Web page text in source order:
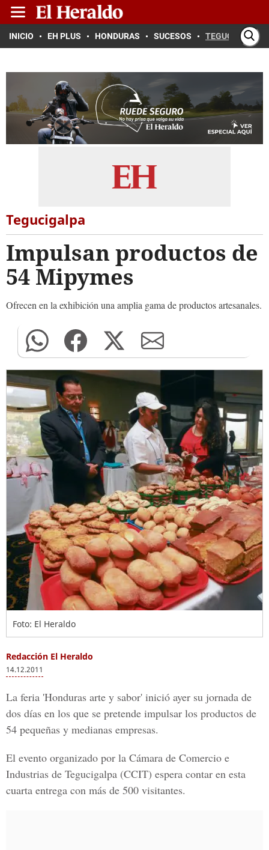
INICIO EH PLUS HONDURAS SUCESOS TEGUCIGALPA
Tegucigalpa
Impulsan productos de
54 Mipymes
Ofrecen en la exhibición una amplia gama de productos artesanales.
Foto: El Heraldo
Redacción El Heraldo
14.12.2011
La feria 'Honduras arte y sabor' inició ayer su jornada de
dos días en los que se pretende impulsar los productos de
54 pequeñas y medianas empresas.
El evento organizado por la Cámara de Comercio e
Industrias de Tegucigalpa (CCIT) espera contar en esta
cuarta entrega con más de 500 visitantes.